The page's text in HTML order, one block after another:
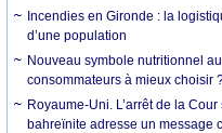
Incendies en Gironde : la
d’une population
Nouveau symbole nutritionnel
consommateurs à mieux choisir
Royaume-Uni. L’arrêt de la
bahreïnite adresse un message